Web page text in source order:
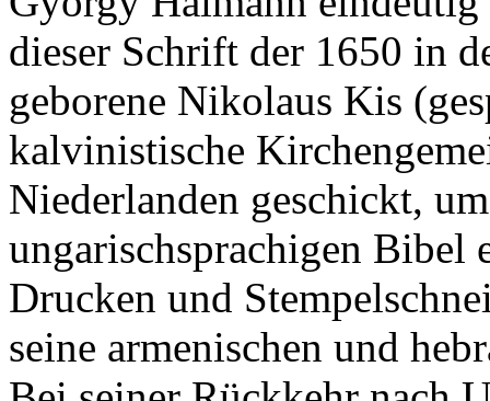
dieser Schrift der 1650 in
geborene Nikolaus Kis
kalvinistische
Niederlanden geschickt,
ungarischsprachigen Bibel
Drucken und
seine armenischen und